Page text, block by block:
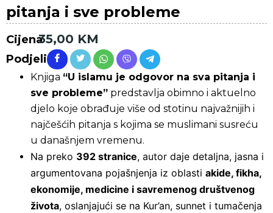
pitanja i sve probleme
Cijena35,00 KM
Podjeli
Knjiga “U islamu je odgovor na sva pitanja i
sve probleme” predstavlja obimno i aktuelno
djelo koje obrađuje više od stotinu najvažnijih i
najčešćih pitanja s kojima se muslimani susreću
u današnjem vremenu.
Na preko 392 stranice, autor daje detaljna, jasna i
argumentovana pojašnjenja iz oblasti akide, fikha,
ekonomije, medicine i savremenog društvenog
života, oslanjajući se na Kur’an, sunnet i tumačenja